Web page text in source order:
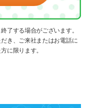
了する場合がございます。
き、ご来社またはお電話に
に限ります。